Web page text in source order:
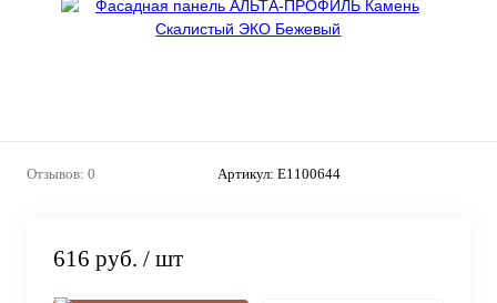
Отзывов: 0 Артикул: E1100644
616 руб. / шт